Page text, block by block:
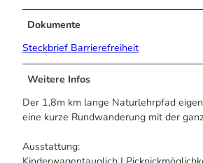
Dokumente
Steckbrief Barrierefreiheit
Weitere Infos
Der 1,8m km lange Naturlehrpfad
eine kurze Rundwanderung mit der
Ausstattung: